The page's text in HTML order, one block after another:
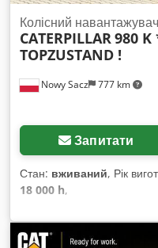
Nowy Sacz 777 km
Колісний навантажувач
CATERPILLAR980
TOPZUSTAND !
Запитати
Стан: вживаний, Рік
18 000 h,